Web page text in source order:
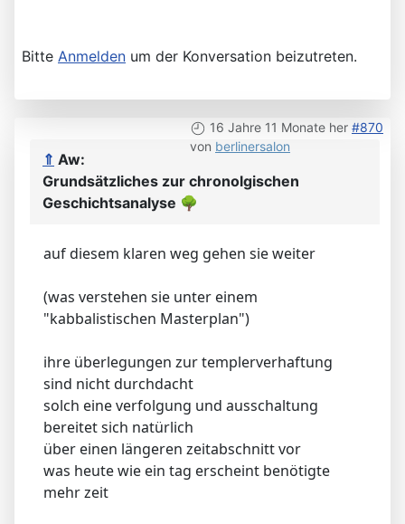
Bitte Anmelden um der Konversation beizutreten.
16 Jahre 11 Monate her #870
von berlinersalon
⇑ Aw:
Grundsätzliches zur chronolgischen
Geschichtsanalyse 🌳
auf diesem klaren weg gehen sie weiter
(was verstehen sie unter einem
"kabbalistischen Masterplan")
ihre überlegungen zur templerverhaftung
sind nicht durchdacht
solch eine verfolgung und ausschaltung
bereitet sich natürlich
über einen längeren zeitabschnitt vor
was heute wie ein tag erscheint benötigte
mehr zeit